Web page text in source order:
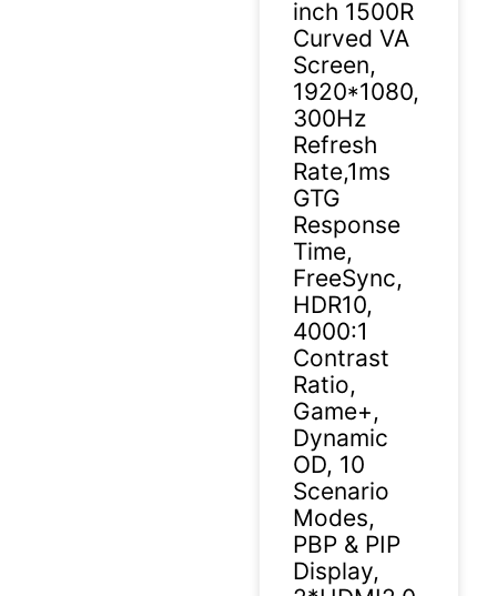
inch 1500R
Curved VA
Screen,
1920*1080,
300Hz
Refresh
Rate,1ms
GTG
Response
Time,
FreeSync,
HDR10,
4000:1
Contrast
Ratio,
Game+,
Dynamic
OD, 10
Scenario
Modes,
PBP & PIP
Display,